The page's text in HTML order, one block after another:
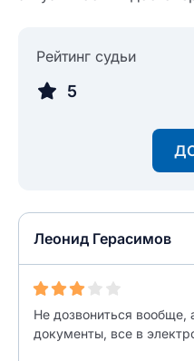
Рейтинг судьи
5
Леонид Герасимов
Не дозвониться вообще,
документы, все в